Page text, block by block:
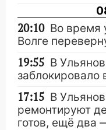
20:10 Во время
Волге
19:55 В
17:15 В
ремонтируют
готов, ещё два